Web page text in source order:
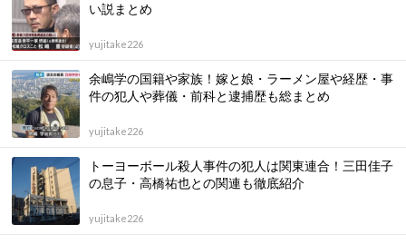
い説まとめ
yujitake226
余嶋学の国籍や家族！嫁と娘・ラーメン屋や経歴・事
件の犯人や葬儀・前科と逮捕歴も総まとめ
yujitake226
トーヨーボール殺人事件の犯人は関東連合！三田佳子
の息子・高橋祐也との関連も徹底紹介
yujitake226